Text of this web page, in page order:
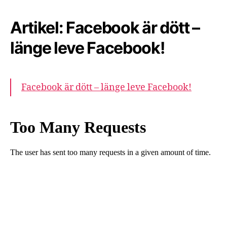
Artikel: Facebook är dött –
länge leve Facebook!
Facebook är dött – länge leve Facebook!